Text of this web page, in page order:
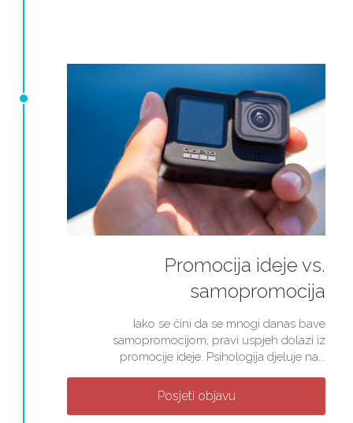
Promocija ideje vs.
samopromocija
Iako se čini da se mnogi danas bave
samopromocijom, pravi uspjeh dolazi iz
promocije ideje. Psihologija djeluje na...
Posjeti objavu